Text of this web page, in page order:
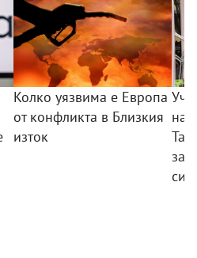
Колко уязвима е Европа
от конфликта в Близкия
изток
си